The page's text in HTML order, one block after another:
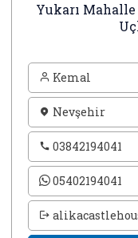
Yukarı Mahalle
Kemal
Nevşehir
03842194041
05402194041